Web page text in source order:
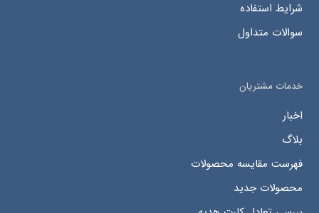
شرایط استفاده
سوالات متداول
خدمات مشتریان
اخبار
بلاگ
فهرست مقایسه محصولات
محصولات جدید